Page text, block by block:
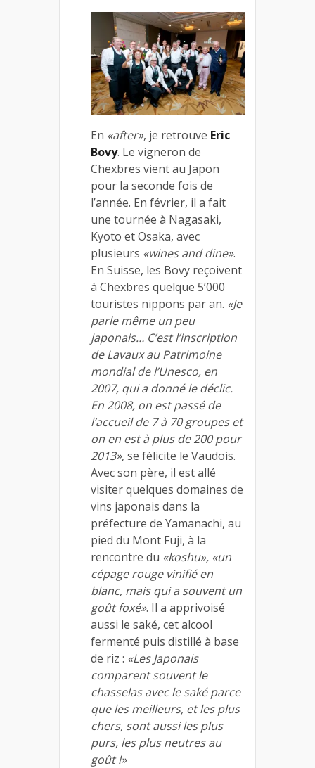
En «after», je retrouve Eric
Bovy. Le vigneron de
Chexbres vient au Japon
pour la seconde fois de
l’année. En février, il a fait
une tournée à Nagasaki,
Kyoto et Osaka, avec
plusieurs «wines and dine».
En Suisse, les Bovy reçoivent
à Chexbres quelque 5’000
touristes nippons par an. «Je
parle même un peu
japonais… C’est l’inscription
de Lavaux au Patrimoine
mondial de l’Unesco, en
2007, qui a donné le déclic.
En 2008, on est passé de
l’accueil de 7 à 70 groupes et
on en est à plus de 200 pour
2013», se félicite le Vaudois.
Avec son père, il est allé
visiter quelques domaines de
vins japonais dans la
préfecture de Yamanachi, au
pied du Mont Fuji, à la
rencontre du «koshu», «un
cépage rouge vinifié en
blanc, mais qui a souvent un
goût foxé». Il a apprivoisé
aussi le saké, cet alcool
fermenté puis distillé à base
de riz : «Les Japonais
comparent souvent le
chasselas avec le saké parce
que les meilleurs, et les plus
chers, sont aussi les plus
purs, les plus neutres au
goût !»